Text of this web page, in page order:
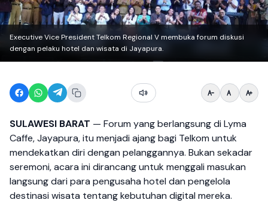
Executive Vice President Telkom Regional V membuka forum diskusi
dengan pelaku hotel dan wisata di Jayapura.
SULAWESI BARAT — Forum yang berlangsung di Lyma
Caffe, Jayapura, itu menjadi ajang bagi Telkom untuk
mendekatkan diri dengan pelanggannya. Bukan sekadar
seremoni, acara ini dirancang untuk menggali masukan
langsung dari para pengusaha hotel dan pengelola
destinasi wisata tentang kebutuhan digital mereka.